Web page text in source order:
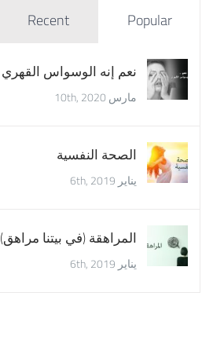
Popular
Recent
نعم إنه الوسواس القهري
مارس 10th, 2020
الصحة النفسية
يناير 6th, 2019
المراهقة (في بيتنا مراهق)
يناير 6th, 2019